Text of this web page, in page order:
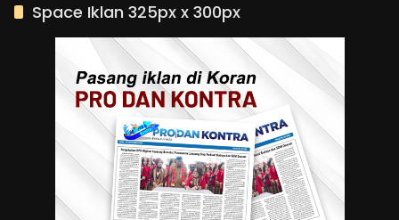
Space Iklan 325px x 300px